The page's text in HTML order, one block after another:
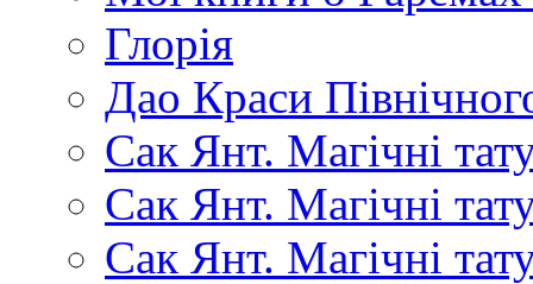
Глорія
Дао Краси
Сак Янт. Магічні
Сак Янт. Магічні
Сак Янт. Магічні